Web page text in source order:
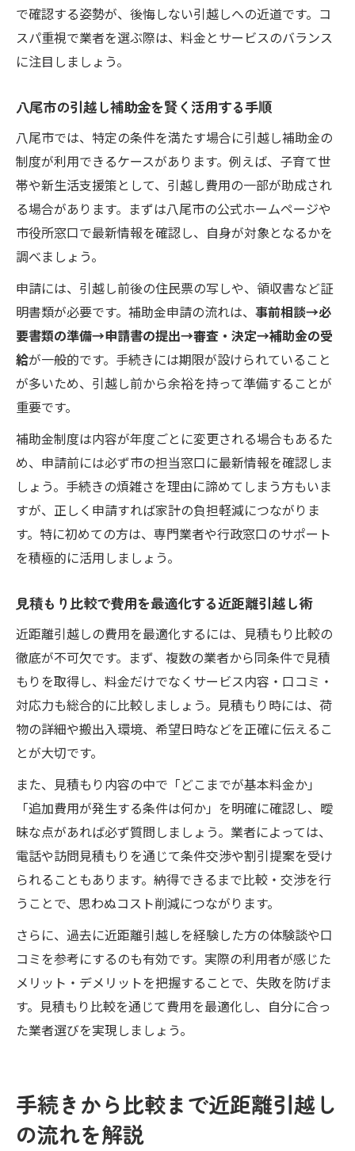
で確認する姿勢が、後悔しない引越しへの近道です。コ
スパ重視で業者を選ぶ際は、料金とサービスのバランス
に注目しましょう。
八尾市の引越し補助金を賢く活用する手順
八尾市では、特定の条件を満たす場合に引越し補助金の
制度が利用できるケースがあります。例えば、子育て世
帯や新生活支援策として、引越し費用の一部が助成され
る場合があります。まずは八尾市の公式ホームページや
市役所窓口で最新情報を確認し、自身が対象となるかを
調べましょう。
申請には、引越し前後の住民票の写しや、領収書など証
明書類が必要です。補助金申請の流れは、 事前相談→必
要書類の準備→申請書の提出→審査・決定→補助金の受
給が一般的です。手続きには期限が設けられていること
が多いため、引越し前から余裕を持って準備することが
重要です。
補助金制度は内容が年度ごとに変更される場合もあるた
め、申請前には必ず市の担当窓口に最新情報を確認しま
しょう。手続きの煩雑さを理由に諦めてしまう方もいま
すが、正しく申請すれば家計の負担軽減につながりま
す。特に初めての方は、専門業者や行政窓口のサポート
を積極的に活用しましょう。
見積もり比較で費用を最適化する近距離引越し術
近距離引越しの費用を最適化するには、見積もり比較の
徹底が不可欠です。まず、複数の業者から同条件で見積
もりを取得し、料金だけでなくサービス内容・口コミ・
対応力も総合的に比較しましょう。見積もり時には、荷
物の詳細や搬出入環境、希望日時などを正確に伝えるこ
とが大切です。
また、見積もり内容の中で「どこまでが基本料金か」
「追加費用が発生する条件は何か」を明確に確認し、曖
昧な点があれば必ず質問しましょう。業者によっては、
電話や訪問見積もりを通じて条件交渉や割引提案を受け
られることもあります。納得できるまで比較・交渉を行
うことで、思わぬコスト削減につながります。
さらに、過去に近距離引越しを経験した方の体験談や口
コミを参考にするのも有効です。実際の利用者が感じた
メリット・デメリットを把握することで、失敗を防げま
す。見積もり比較を通じて費用を最適化し、自分に合っ
た業者選びを実現しましょう。
手続きから比較まで近距離引越し
の流れを解説